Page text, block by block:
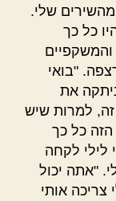
שלי.
כל כך
והמשקפיים
"בואי
את
למרות שיש
הזה כל כך
לילי לקחה
"אתה יכול
אותי